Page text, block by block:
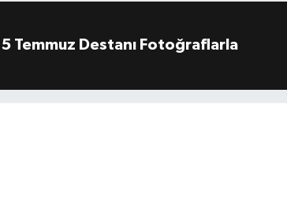
Temmuz Destanı Fotoğraflarla